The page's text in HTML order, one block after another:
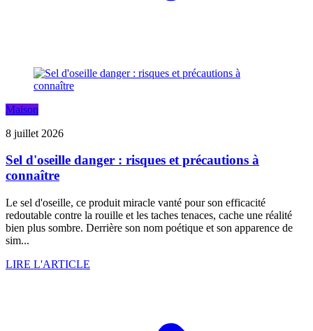
Maison
8 juillet 2026
Sel d'oseille danger : risques et précautions à
connaître
Le sel d'oseille, ce produit miracle vanté pour son efficacité
redoutable contre la rouille et les taches tenaces, cache une réalité
bien plus sombre. Derrière son nom poétique et son apparence de
sim...
LIRE L'ARTICLE